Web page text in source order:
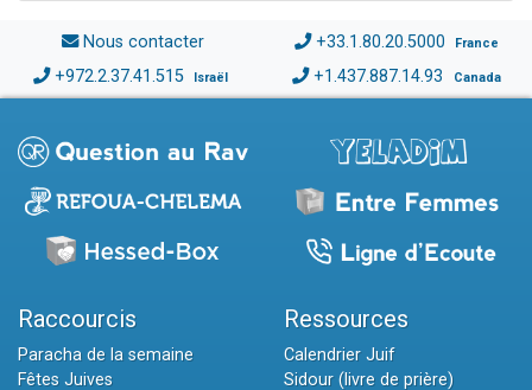
Nous contacter +33.1.80.20.5000 France
+972.2.37.41.515 Israël +1.437.887.14.93 Canada
Raccourcis
Paracha de la semaine
Fêtes Juives
Ressources
Calendrier Juif
Sidour (livre de prière)